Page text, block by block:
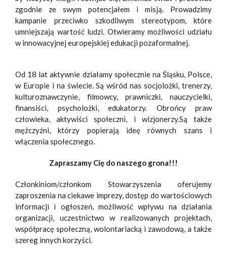
zgodnie ze swym potencjałem i misją. Prowadzimy
kampanie przeciwko szkodliwym stereotypom, które
umniejszają wartość ludzi. Otwieramy możliwości udziału
w innowacyjnej europejskiej edukacji pozaformalnej.
Od 18 lat aktywnie działamy społecznie na Śląsku, Polsce,
w Europie i na świecie. Są wśród nas socjolożki, trenerzy,
kulturoznawczynie, filmowcy, prawniczki, nauczycielki,
finansiści, psycholożki, edukatorzy. Obrońcy praw
człowieka, aktywiści społeczni, i wizjonerzy.Są także
mężczyźni, którzy popierają ideę równych szans i
włączenia społecznego.
Zapraszamy Cię do naszego grona!!!
Członkiniom/członkom Stowarzyszenia oferujemy
zaproszenia na ciekawe imprezy, dostęp do wartościowych
informacji i ogłoszeń, możliwość wpływu na działania
organizacji, uczestnictwo w realizowanych projektach,
współpracę społeczną, wolontariacką i zawodową, a także
szereg innych korzyści.